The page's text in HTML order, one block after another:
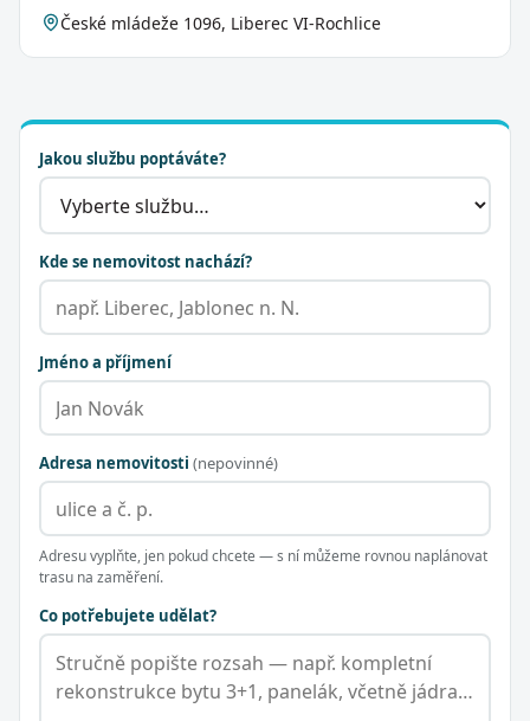
České mládeže 1096, Liberec VI-Rochlice
Jakou službu poptáváte?
Kde se nemovitost nachází?
Jméno a příjmení
Adresa nemovitosti (nepovinné)
Adresu vyplňte, jen pokud chcete — s ní můžeme rovnou naplánovat
trasu na zaměření.
Co potřebujete udělat?